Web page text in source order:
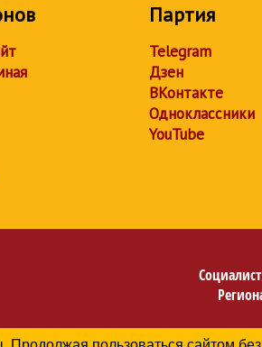
Партия
Telegram
Дзен
ВКонтакте
Одноклассники
YouTube